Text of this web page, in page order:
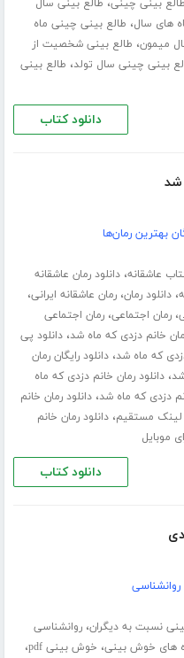
بینی چینی، طالع بینی سال
های سال، طالع بینی چینی ماه
میمون، طالع بینی شخصیت از
بینی چینی سال تولد، طالع بینی
دانلود کتاب
شد
بهترین رمان‌ها
عاشقانه،دانلود رمان عاشقانه
،دانلود رمان،رمان عاشقانه ایرانی،
،رمان اجتماعی،رمان اجتماعی
،دانلود پی
که ماه شد،دانلود رایگان رمان
،دانلود رمان خانم دزدی که ماه
دزدی که ماه شد،دانلود رمان خانم
لینک مستقیم،دانلود رمان خانم
موبایل
دانلود کتاب
نسبت به دیگران،روانشناسی
های خوش بینی، خوش بینی pdf ،